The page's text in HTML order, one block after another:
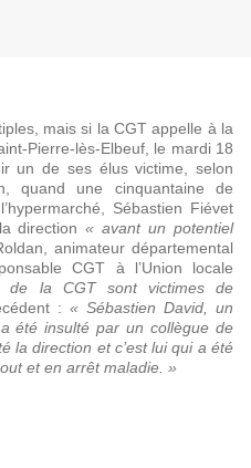
mais si la CGT appelle à la
Pierre-lès-Elbeuf, le mardi 18
un de ses élus victime, selon
quand une cinquantaine de
Sébastien Fiévet
direction « avant un potentiel
animateur départemental
CGT à l’Union locale
de la CGT sont victimes de
: « Sébastien David, un
été insulté par un collègue de
la direction et c’est lui qui a été
et en arrêt maladie. »